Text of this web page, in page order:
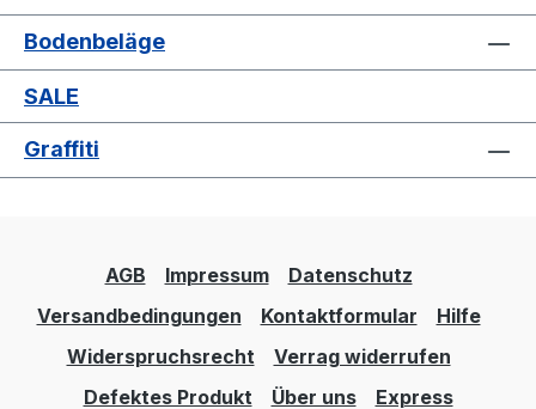
Bodenbeläge
SALE
Graffiti
AGB Impressum
Datenschutz
Versandbedingungen
Kontaktformular
Hilfe
Widerspruchsrecht
Verrag widerrufen
Defektes Produkt
Über uns Express